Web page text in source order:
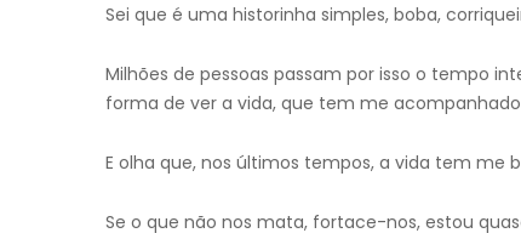
Sei que é uma historinha simples, boba,
Milhões de pessoas passam por isso o tempo
forma de ver a vida, que tem me
E olha que, nos últimos tempos, a vida tem
Se o que não nos mata, fortace-nos, estou